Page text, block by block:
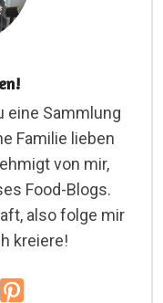
eine Sammlung
Familie lieben
von mir,
Food-Blogs.
also folge mir
kreiere!